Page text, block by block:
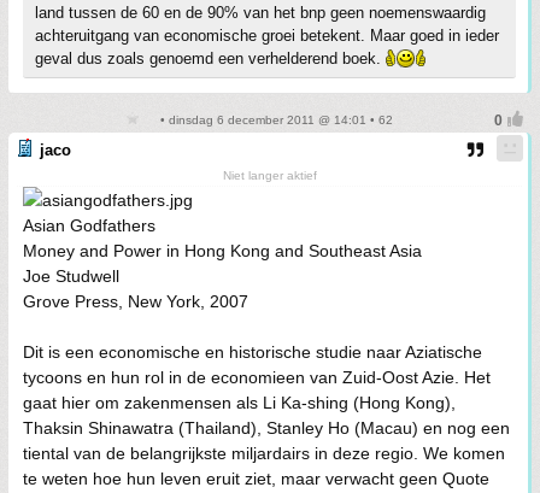
land tussen de 60 en de 90% van het bnp geen noemenswaardig
achteruitgang van economische groei betekent. Maar goed in ieder
geval dus zoals genoemd een verhelderend boek.
• dinsdag 6 december 2011 @ 14:01 • 62
jaco
Niet langer aktief
Asian Godfathers
Money and Power in Hong Kong and Southeast Asia
Joe Studwell
Grove Press, New York, 2007
Dit is een economische en historische studie naar Aziatische
tycoons en hun rol in de economieen van Zuid-Oost Azie. Het
gaat hier om zakenmensen als Li Ka-shing (Hong Kong),
Thaksin Shinawatra (Thailand), Stanley Ho (Macau) en nog een
tiental van de belangrijkste miljardairs in deze regio. We komen
te weten hoe hun leven eruit ziet, maar verwacht geen Quote